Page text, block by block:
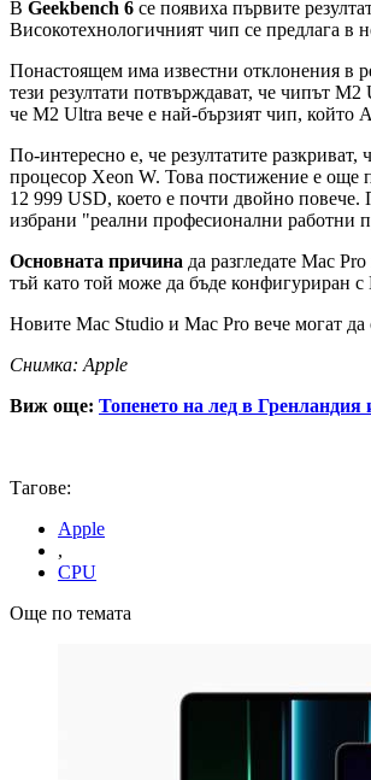
В Geekbench 6 се появиха първите
Високотехнологичният чип се предлага в
Понастоящем има известни отклонения в
тези резултати потвърждават, че чипът M2
че M2 Ultra вече е най-бързият чип, който
По-интересно е, че резултатите
процесор Xeon W. Това постижение е още
12 999 USD, което е почти двойно повече.
избрани "реални професионални работни
Основната причина да разгледате Mac
тъй като той може да бъде конфигуриран
Новите Mac Studio и Mac Pro вече могат
Снимка: Apple
Виж още: Топенето на лед в
Тагове:
Apple
,
CPU
Още по темата